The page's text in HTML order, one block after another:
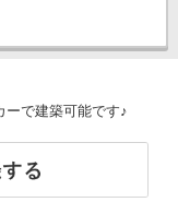
ーで建築可能です♪